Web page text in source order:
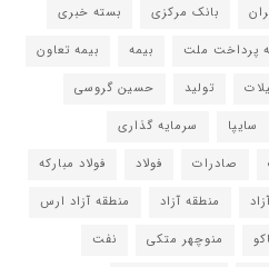
بانک مرکزی
بسته خبری
پرداخت ملت بیمه
بیمه تعاون
تولید
حسین گروسی
سایپا
سرمایه گذاری
صادرات فولاد
فولاد مبارکه
منطقه آزاد
منطقه آزاد ارس
منوچهر متکی
نفت